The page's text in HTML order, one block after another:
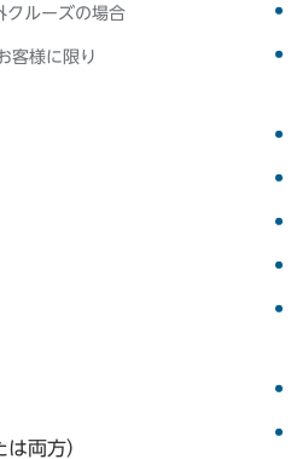
ルーズの場合
客様に限り
両方）